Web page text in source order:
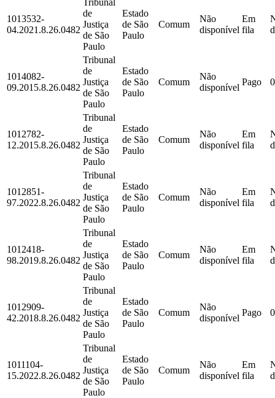
1013532-
04.2021.8.26.0482
de
Justiça
de São
Paulo
Estado
de São
Paulo
Comum
Não
disponível
Em
fila
1014082-
09.2015.8.26.0482
Tribunal
de
Justiça
de São
Paulo
Estado
de São
Paulo
Comum
Não
disponível
Pago
1012782-
12.2015.8.26.0482
Tribunal
de
Justiça
de São
Paulo
Estado
de São
Paulo
Comum
Não
disponível
Em
fila
1012851-
97.2022.8.26.0482
Tribunal
de
Justiça
de São
Paulo
Estado
de São
Paulo
Comum
Não
disponível
Em
fila
1012418-
98.2019.8.26.0482
Tribunal
de
Justiça
de São
Paulo
Estado
de São
Paulo
Comum
Não
disponível
Em
fila
1012909-
42.2018.8.26.0482
Tribunal
de
Justiça
de São
Paulo
Estado
de São
Paulo
Comum
Não
disponível
Pago
1011104-
15.2022.8.26.0482
Tribunal
de
Justiça
de São
Paulo
Estado
de São
Paulo
Comum
Não
disponível
Em
fila